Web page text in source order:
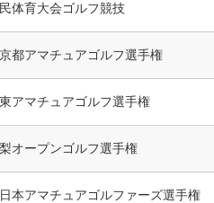
体育大会ゴルフ競技
都アマチュアゴルフ選手権
アマチュアゴルフ選手権
オープンゴルフ選手権
本アマチュアゴルファーズ選手権